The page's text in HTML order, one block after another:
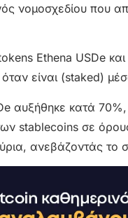
νομοσχεδίου που
Ethena USDe και
είναι (staked)
αυξήθηκε κατά
stablecoins σε
ανεβάζοντάς το